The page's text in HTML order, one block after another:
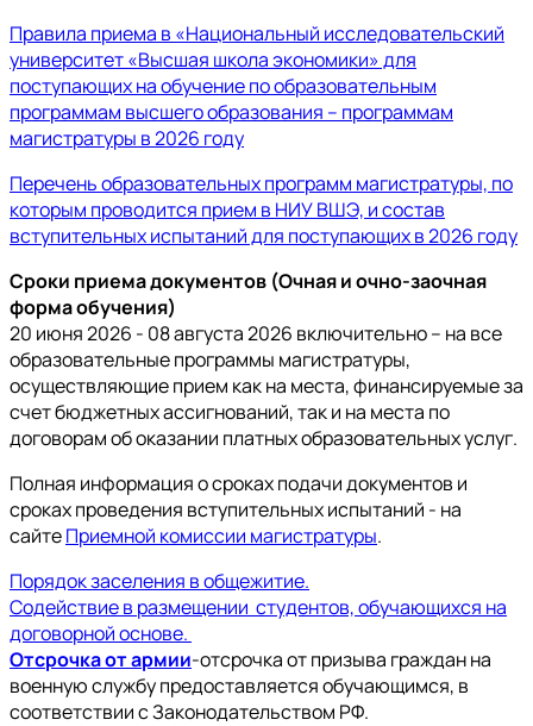
Правила приема в «Национальный исследовательский
университет «Высшая школа экономики» для
поступающих на обучение по образовательным
программам высшего образования – программам
магистратуры в 2026 году
Перечень образовательных программ магистратуры, по
которым проводится прием в НИУ ВШЭ, и состав
вступительных испытаний для поступающих в 2026 году
Сроки приема документов (Очная и очно-заочная
форма обучения)
20 июня 2026 - 08 августа 2026 включительно – на все
образовательные программы магистратуры,
осуществляющие прием как на места, финансируемые за
счет бюджетных ассигнований, так и на места по
договорам об оказании платных образовательных услуг.
Полная информация о сроках подачи документов и
сроках проведения вступительных испытаний - на
сайтеПриемной комиссии магистратуры.
Порядок заселения в общежитие.
Содействие в размещении студентов, обучающихся на
договорной основе.
Отсрочка от армии-отсрочка от призыва граждан на
военную службу предоставляется обучающимся, в
соответствии с Законодательством РФ.